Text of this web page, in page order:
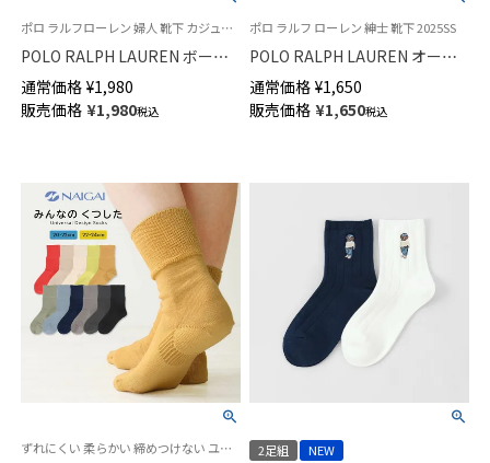
ポロ ラルフローレン 婦人 靴下 カジュアル 25FW 新色
POLO RALPH LAUREN ボーダ
ー柄 コアフラッグセーターベア
刺しゅう ポロベア オーガニッ
クコットン混 クルー丈 レディ
通常価格 ¥1,980
販売価格 ¥1,980税込
ポロ ラルフ ローレン 紳士 靴下 2025SS
POLO RALPH LAUREN オーガ
ニックコットン混 ラグビーボー
ダー ワンポイント刺しゅう ス
ニーカー丈 メンズ カジュアル
通常価格 ¥1,650
販売価格 ¥1,650税込
ずれにくい 柔らかい 締めつけない ユニバーサルデザイン 介護 2足組
NEW